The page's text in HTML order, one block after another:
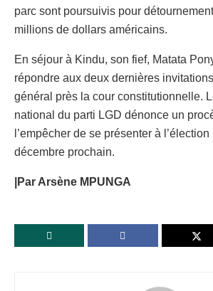
parc sont poursuivis pour
millions de dollars américains.
En séjour à Kindu, son fief, Matata
répondre aux deux dernières
général près la cour constitutionnelle.
national du parti LGD dénonce un
l’empêcher de se présenter à
décembre prochain.
|Par Arsène MPUNGA